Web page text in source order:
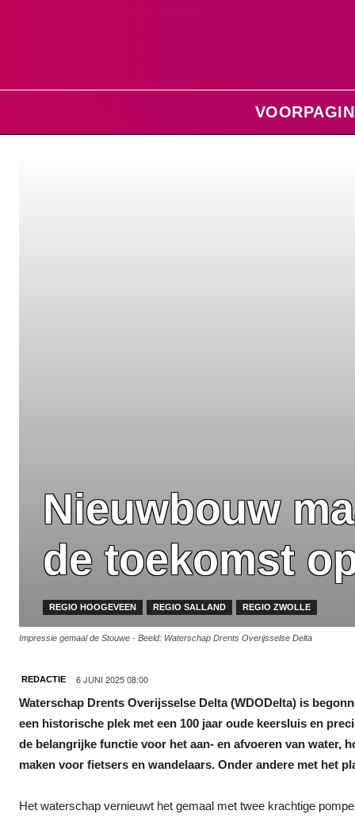
Nieuwbouw
de toekomst
REGIO HOOGEVEEN REGIO SALLAND REGIO ZWOLLE
Impressie gemaal de Stouwe - Beeld: Waterschap Drents Overijsselse Delta
REDACTIE 6 JUNI 2025 08:00
Waterschap Drents Overijsselse Delta (WDODelta) is
een historische plek met een 100 jaar oude keersluis en
de belangrijke functie voor het aan- en afvoeren van water,
maken voor fietsers en wandelaars. Onder andere met het
Het waterschap vernieuwt het gemaal met twee krachtige